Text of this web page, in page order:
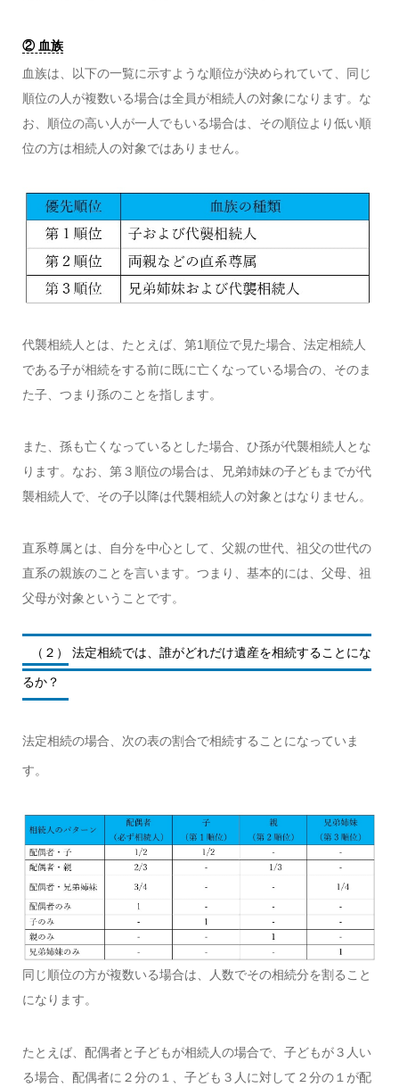
② 血族
血族は、以下の一覧に示すような順位が決められていて、同じ
順位の人が複数いる場合は全員が相続人の対象になります。な
お、順位の高い人が一人でもいる場合は、その順位より低い順
位の方は相続人の対象ではありません。
代襲相続人とは、たとえば、第1順位で見た場合、法定相続人
である子が相続をする前に既に亡くなっている場合の、そのま
た子、つまり孫のことを指します。
また、孫も亡くなっているとした場合、ひ孫が代襲相続人とな
ります。なお、第３順位の場合は、兄弟姉妹の子どもまでが代
襲相続人で、その子以降は代襲相続人の対象とはなりません。
直系尊属とは、自分を中心として、父親の世代、祖父の世代の
直系の親族のことを言います。つまり、基本的には、父母、祖
父母が対象ということです。
（２） 法定相続では、誰がどれだけ遺産を相続することにな
るか？
法定相続の場合、次の表の割合で相続することになっていま
す。
同じ順位の方が複数いる場合は、人数でその相続分を割ること
になります。
たとえば、配偶者と子どもが相続人の場合で、子どもが３人い
る場合、配偶者に２分の１、子ども３人に対して２分の１が配